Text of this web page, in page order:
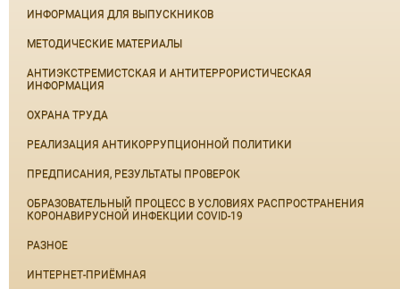
ИНФОРМАЦИЯ ДЛЯ ВЫПУСКНИКОВ
МЕТОДИЧЕСКИЕ МАТЕРИАЛЫ
АНТИЭКСТРЕМИСТСКАЯ И АНТИТЕРРОРИСТИЧЕСКАЯ
ИНФОРМАЦИЯ
ОХРАНА ТРУДА
РЕАЛИЗАЦИЯ АНТИКОРРУПЦИОННОЙ ПОЛИТИКИ
ПРЕДПИСАНИЯ, РЕЗУЛЬТАТЫ ПРОВЕРОК
ОБРАЗОВАТЕЛЬНЫЙ ПРОЦЕСС В УСЛОВИЯХ РАСПРОСТРАНЕНИЯ
КОРОНАВИРУСНОЙ ИНФЕКЦИИ COVID-19
РАЗНОЕ
ИНТЕРНЕТ-ПРИЁМНАЯ